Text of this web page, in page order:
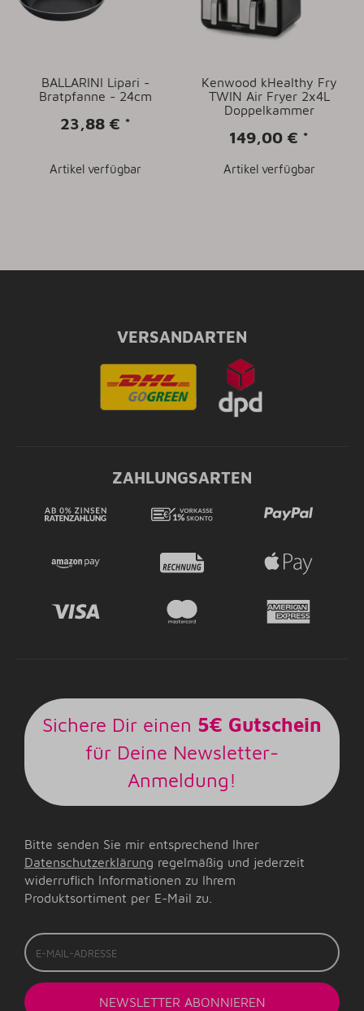
BALLARINI Lipari -
Bratpfanne - 24cm
23,88 € *
Artikel verfügbar
Kenwood kHealthy Fry
TWIN Air Fryer 2x4L
Doppelkammer
149,00 € *
Artikel verfügbar
VERSANDARTEN
ZAHLUNGSARTEN
Sichere Dir einen 5€ Gutschein
für Deine Newsletter-
Anmeldung!
Bitte senden Sie mir entsprechend Ihrer
Datenschutzerklärung regelmäßig und jederzeit
widerruflich Informationen zu Ihrem
Produktsortiment per E-Mail zu.
E-
Mail-
Adresse
NEWSLETTER ABONNIEREN